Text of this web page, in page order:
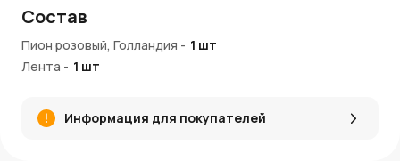
чувств, а утончённый аромат мягко окутывает нежной
эйфорией. Завершающим акцентом становится
изысканная малиновая лента, которая подчёркивает
гармонию и выразительность букета, делая его
Преимущества букета
Состав
Пион розовый, Голландия - 1 шт
Лента - 1 шт
Информация для покупателей